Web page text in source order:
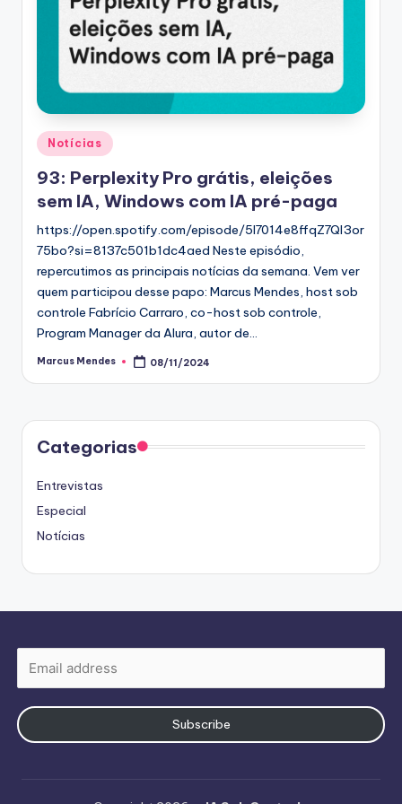
Posted
in
Notícias
93: Perplexity Pro grátis, eleições
sem IA, Windows com IA pré-paga
https://open.spotify.com/episode/5I7014e8ffqZ7QI3or
75bo?si=8137c501b1dc4aed Neste episódio,
repercutimos as principais notícias da semana. Vem ver
quem participou desse papo: Marcus Mendes, host sob
controle Fabrício Carraro, co-host sob controle,
Program Manager da Alura, autor de…
Posted
Marcus Mendes 08/11/2024
Categorias
Entrevistas
Especial
Notícias
Subscribe